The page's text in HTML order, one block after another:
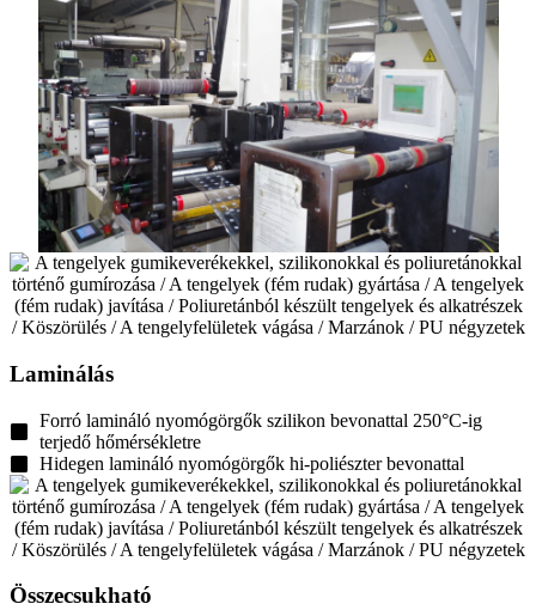
Laminálás
Forró lamináló nyomógörgők szilikon bevonattal 250°C-ig
terjedő hőmérsékletre
Hidegen lamináló nyomógörgők hi-poliészter bevonattal
Összecsukható